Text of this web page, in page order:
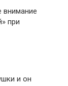
при
и он